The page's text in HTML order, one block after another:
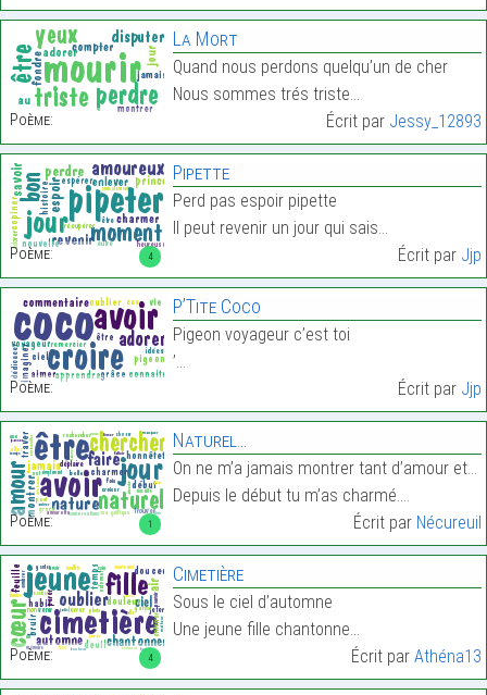
Poème:
La Mort
Quand nous perdons quelqu’un de cher
Nous sommes trés triste…
Écrit par Jessy_12893
4
Poème:
Pipette
Perd pas espoir pipette
Il peut revenir un jour qui sais…
Écrit par Jjp
Poème:
P’Tite Coco
Pigeon voyageur c’est toi
’…
Écrit par Jjp
1
Poème:
Naturel…
On ne m’a jamais montrer tant d’amour et d’honnête
Depuis le début tu m’as charmé.…
Écrit par Nécureuil
4
Poème:
Cimetière
Sous le ciel d’automne
Une jeune fille chantonne…
Écrit par Athéna13